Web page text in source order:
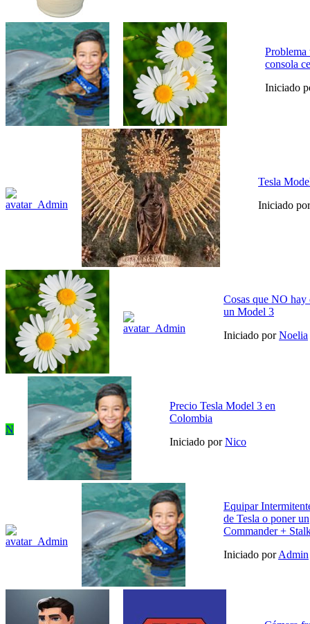
Problema
consola
Iniciado
Tesla
Iniciado
Cosas que NO hay
un Model 3
Iniciado porNoelia
N
Precio Tesla Model 3 en
Colombia
Iniciado porNico
Equipar
de Tesla o poner un
Commander +
Iniciado porAdmin